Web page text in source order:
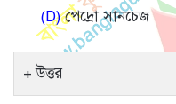
(D)পেদ্রো সানচেজ
উত্তর